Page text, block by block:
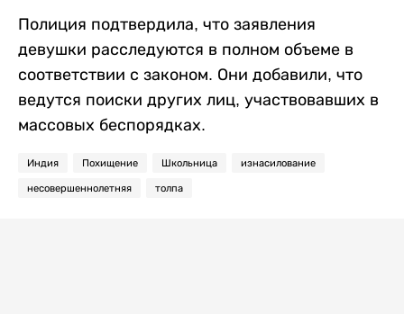
Полиция подтвердила, что заявления
девушки расследуются в полном объеме в
соответствии с законом. Они добавили, что
ведутся поиски других лиц, участвовавших в
массовых беспорядках.
Индия Похищение Школьница изнасилование
несовершеннолетняя толпа